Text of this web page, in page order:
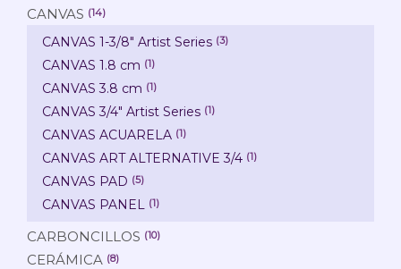
CANVAS (14)
CANVAS 1-3/8" Artist Series (3)
CANVAS 1.8 cm (1)
CANVAS 3.8 cm (1)
CANVAS 3/4" Artist Series (1)
CANVAS ACUARELA (1)
CANVAS ART ALTERNATIVE 3/4 (1)
CANVAS PAD (5)
CANVAS PANEL (1)
CARBONCILLOS (10)
CERÁMICA (8)